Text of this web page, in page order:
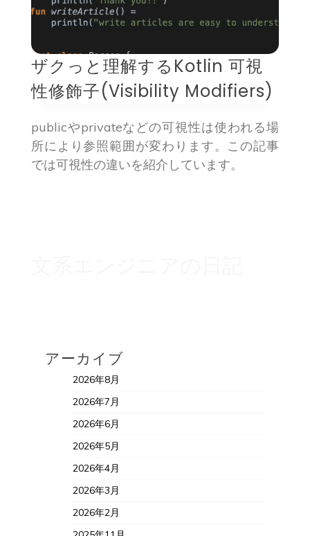
ザクっと理解するKotlin 可視
性修飾子(Visibility Modifiers)
publicやprivateなどの可視性は使われる場
所により参照範囲が変わります。この記事
では可視性の違いを紹介しています。
アーカイブ
2026年8月
2026年7月
2026年6月
2026年5月
2026年4月
2026年3月
2026年2月